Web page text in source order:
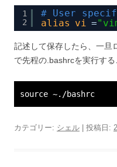
1
2
# User
alias vi =
記述して保存したら、一旦
で先程の.bashrcを実行する
source ~./bashrc
カテゴリー: シェル | 投稿日: